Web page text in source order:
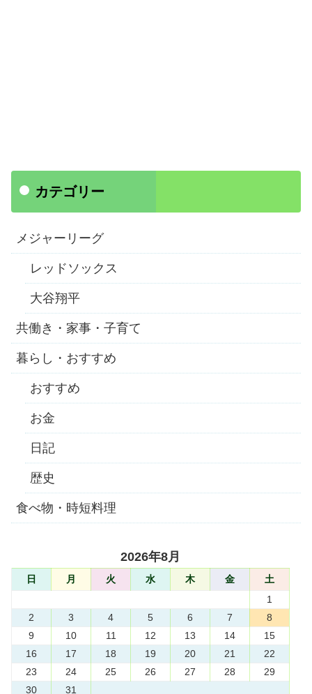
カテゴリー
メジャーリーグ
レッドソックス
大谷翔平
共働き・家事・子育て
暮らし・おすすめ
おすすめ
お金
日記
歴史
食べ物・時短料理
2026年8月
日 月 火 水 木 金
土
1
2
3 4 5 6 7
8
9
10 11 12 13 14
15
16
17 18 19 20 21
22
23
24 25 26 27 28
29
30
31